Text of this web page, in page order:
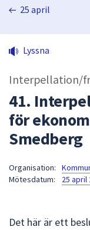
25 april
Lyssna
Interpellation/
41.
för
Smedberg
Organisation:
Mötesdatum:
25 april
Det här är ett